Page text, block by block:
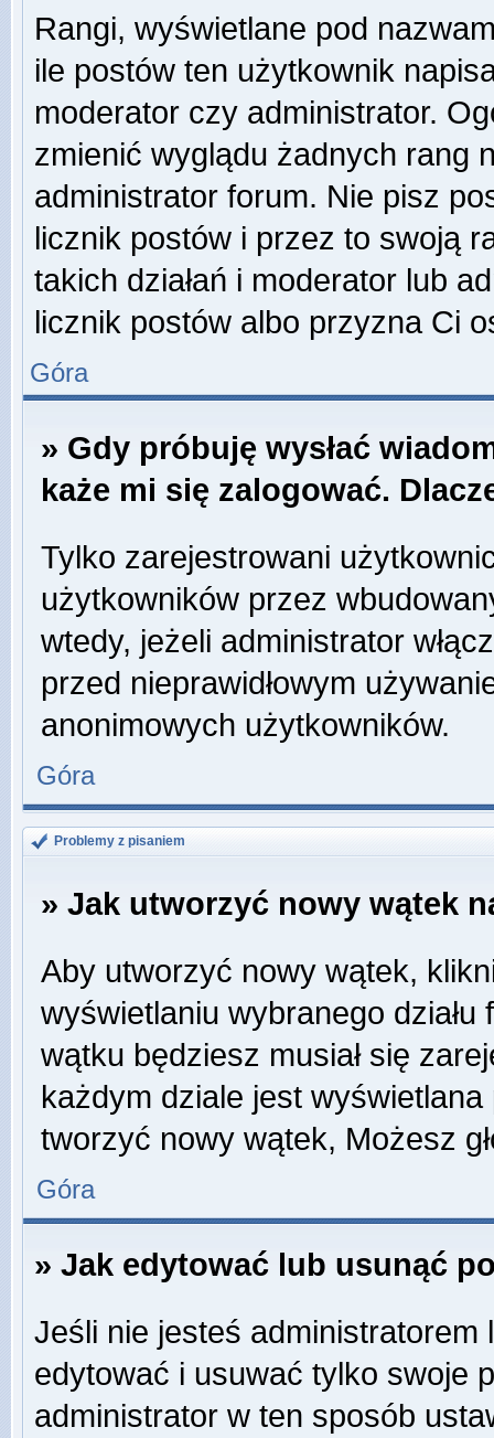
Rangi, wyświetlane pod
ile postów ten użytkownik
moderator czy administrator.
zmienić wyglądu żadnych rang
administrator forum. Nie pisz
licznik postów i przez to swoją
takich działań i moderator lub
licznik postów albo przyzna Ci
Góra
» Gdy próbuję wysłać
każe mi się zalogować.
Tylko zarejestrowani
użytkowników przez
wtedy, jeżeli administrator
przed nieprawidłowym
anonimowych użytkowników.
Góra
Problemy z pisaniem
» Jak utworzyć nowy wątek
Aby utworzyć nowy wątek,
wyświetlaniu wybranego
wątku będziesz musiał się
każdym dziale jest
tworzyć nowy wątek, Możesz
Góra
» Jak edytować lub usunąć
Jeśli nie jesteś
edytować i usuwać tylko swoje
administrator w ten sposób